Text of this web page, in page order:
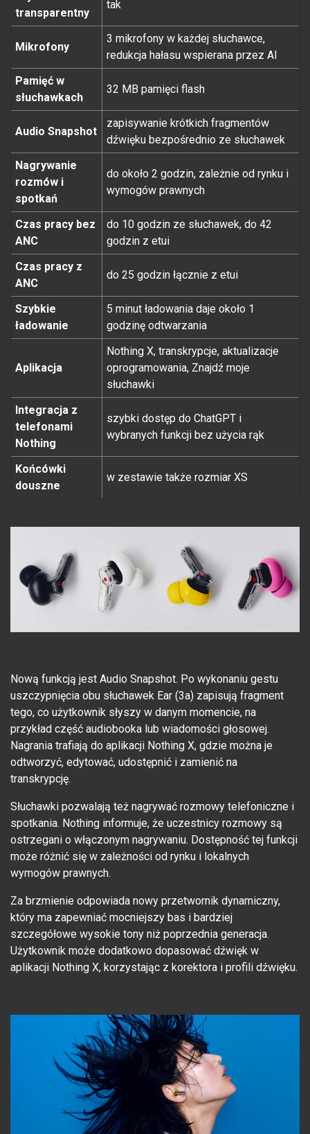
transparentny
tak
Mikrofony
3 mikrofony w każdej słuchawce,
redukcja hałasu wspierana przez AI
Pamięć w
słuchawkach
32 MB pamięci flash
Audio Snapshot
zapisywanie krótkich fragmentów
dźwięku bezpośrednio ze słuchawek
Nagrywanie
rozmów i
spotkań
do około 2 godzin, zależnie od rynku i
wymogów prawnych
Czas pracy bez
ANC
do 10 godzin ze słuchawek, do 42
godzin z etui
Czas pracy z
ANC
do 25 godzin łącznie z etui
Szybkie
ładowanie
5 minut ładowania daje około 1
godzinę odtwarzania
Aplikacja
Nothing X, transkrypcje, aktualizacje
oprogramowania, Znajdź moje
słuchawki
Integracja z
telefonami
Nothing
szybki dostęp do ChatGPT i
wybranych funkcji bez użycia rąk
Końcówki
douszne
w zestawie także rozmiar XS
Nową funkcją jest Audio Snapshot. Po wykonaniu gestu
uszczypnięcia obu słuchawek Ear (3a) zapisują fragment
tego, co użytkownik słyszy w danym momencie, na
przykład część audiobooka lub wiadomości głosowej.
Nagrania trafiają do aplikacji Nothing X, gdzie można je
odtworzyć, edytować, udostępnić i zamienić na
transkrypcję.
Słuchawki pozwalają też nagrywać rozmowy telefoniczne i
spotkania. Nothing informuje, że uczestnicy rozmowy są
ostrzegani o włączonym nagrywaniu. Dostępność tej funkcji
może różnić się w zależności od rynku i lokalnych
wymogów prawnych.
Za brzmienie odpowiada nowy przetwornik dynamiczny,
który ma zapewniać mocniejszy bas i bardziej
szczegółowe wysokie tony niż poprzednia generacja.
Użytkownik może dodatkowo dopasować dźwięk w
aplikacji Nothing X, korzystając z korektora i profili dźwięku.